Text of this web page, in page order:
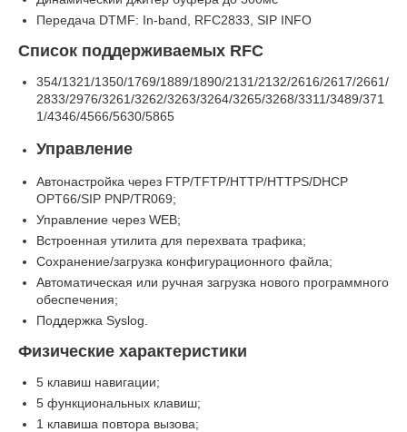
Передача DTMF: In-band, RFC2833, SIP INFO
Список поддерживаемых RFC
354/1321/1350/1769/1889/1890/2131/2132/2616/2617/2661/
2833/2976/3261/3262/3263/3264/3265/3268/3311/3489/371
1/4346/4566/5630/5865
Управление
Автонастройка через FTP/TFTP/HTTP/HTTPS/DHCP
OPT66/SIP PNP/TR069;
Управление через WEB;
Встроенная утилита для перехвата трафика;
Сохранение/загрузка конфигурационного файла;
Автоматическая или ручная загрузка нового программного
обеспечения;
Поддержка Syslog.
Физические характеристики
5 клавиш навигации;
5 функциональных клавиш;
1 клавиша повтора вызова;